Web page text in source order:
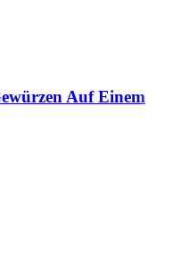
Auf Einem